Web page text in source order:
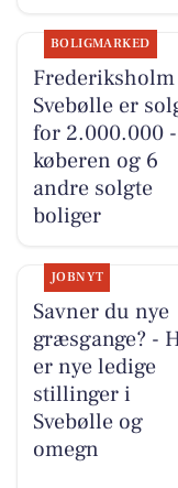
BOLIGMARKED
Svebølle er
for 2.000.000
køberen og 6
andre solgte
boliger
JOBNYT
Savner du nye
græsgange? -
er nye ledige
stillinger i
Svebølle og
omegn